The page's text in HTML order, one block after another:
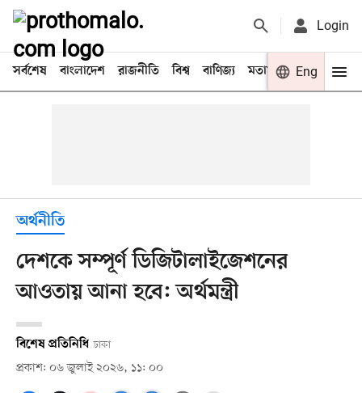
Login
সর্বশেষ বাংলাদেশ রাজনীতি বিশ্ব বাণিজ্য মতামত খেলা
Eng
অর্থনীতি
দেশকে সম্পূর্ণ ডিজিটালাইজেশনের
আওতায় আনা হবে: অর্থমন্ত্রী
বিশেষ প্রতিনিধি ঢাকা
প্রকাশ: ০৬ জুলাই ২০২৬, ১১: ০০